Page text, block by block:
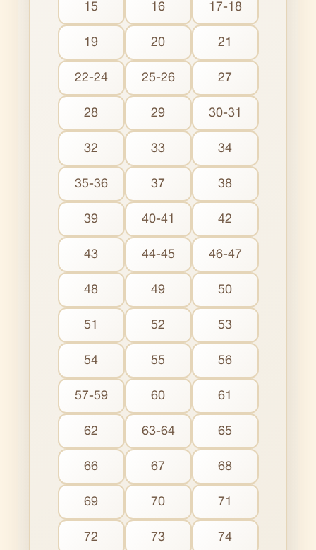
15 16 17-18
19 20 21
22-24 25-26 27
28 29 30-31
32 33 34
35-36 37 38
39 40-41 42
43 44-45 46-47
48 49 50
51 52 53
54 55 56
57-59 60 61
62 63-64 65
66 67 68
69 70 71
72 73 74